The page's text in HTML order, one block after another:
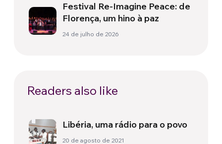
Festival Re-Imagine Peace: de
Florença, um hino à paz
24 de julho de 2026
Readers also like
Libéria, uma rádio para o povo
20 de agosto de 2021